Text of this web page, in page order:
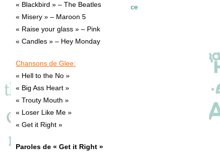
« Blackbird » – The Beatles
« Misery » – Maroon 5
« Raise your glass » – Pink
« Candles » – Hey Monday
Chansons de Glee:
« Hell to the No »
« Big Ass Heart »
« Trouty Mouth »
« Loser Like Me »
« Get it Right »
Paroles de « Get it Right »